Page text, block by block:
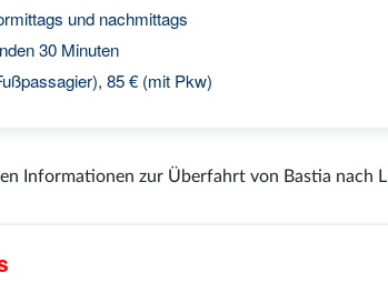
und nachmittags
30 Minuten
85 € (mit Pkw)
Informationen zur Überfahrt von Bastia nach